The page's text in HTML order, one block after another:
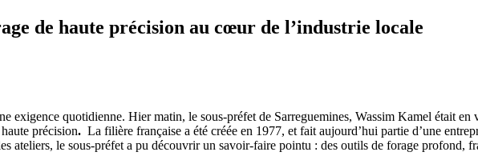
de haute précision au cœur de l’industrie locale
exigence quotidienne. Hier matin, le sous-préfet de Sarreguemines, Wassim Kamel était
précision. La filière française a été créée en 1977, et fait aujourd’hui partie d’une
ateliers, le sous-préfet a pu découvrir un savoir-faire pointu : des outils de forage profond,